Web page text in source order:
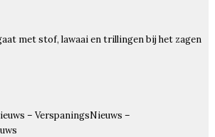
met stof, lawaai en trillingen bij het zagen
– VerspaningsNieuws –